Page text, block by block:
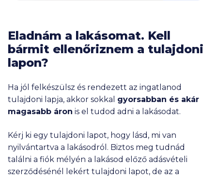
Eladnám a lakásomat. Kell
bármit ellenőriznem a tulajdoni
lapon?
Ha jól felkészülsz és rendezett az ingatlanod
tulajdoni lapja, akkor sokkal gyorsabban és akár
magasabb áron is el tudod adni a lakásodat.
Kérj ki egy tulajdoni lapot, hogy lásd, mi van
nyilvántartva a lakásodról. Biztos meg tudnád
találni a fiók mélyén a lakásod előző adásvételi
szerződésénél lekért tulajdoni lapot, de az a